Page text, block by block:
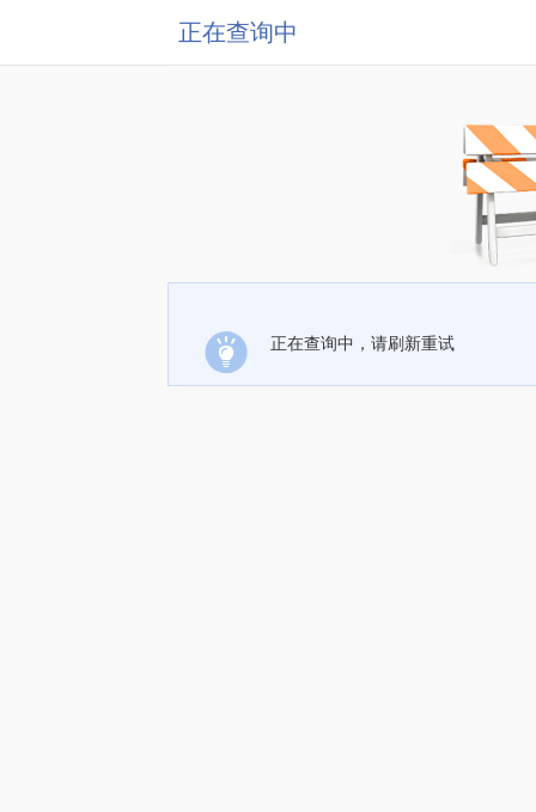
正在查询中
正在查询中，请刷新重试